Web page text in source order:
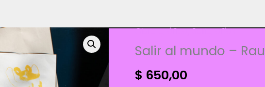
Obra gráfica,Serigrafías
Salir al mundo –
$ 650,00